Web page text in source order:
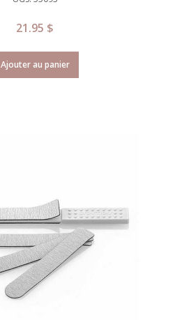
21.95 $
Ajouter au panier